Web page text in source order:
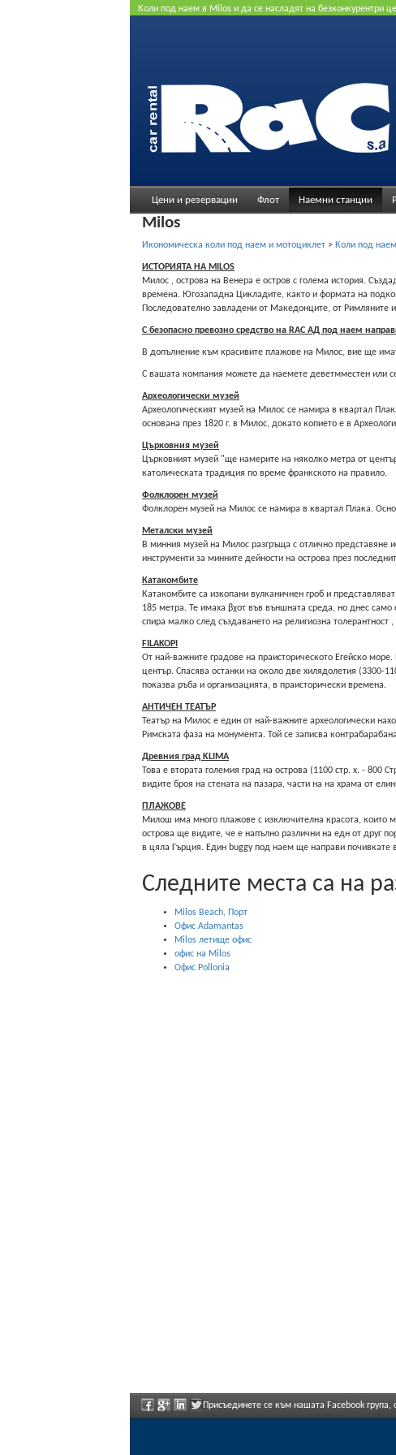
Коли под наем в Milos и да се насладят на безконкурентри
Цени и резервации Флот Наемни станции
Milos
Икономическа коли под наем и мотоциклет > Коли под
ИСТОРИЯТА НА MILOS
Милос , острова на Венера е остров с големa история.
времена. Югозападна Цикладите, както и формата на
Πоследователно завладени от Македонците, от
С безопасно превозно средство на RAC АД под наем
В допълнение към красивите плажове на Милос, вие ще
С вашата компания можете да наемете девeтмместен или
Археологически музей
Археологическият музей на Милос се намира в квартал
основана през 1820 г. в Милос, докато копието е в
Църковния музей
Църковният музей "ще намерите на няколко метра от
католическата традиция по време франкското на правило.
Фолклорен музей
Фолклорен музей на Милос се намира в квартал Плака.
Метaлски музей
В минния музей на Милос разгръща с отлично представяне
инструменти за минните дейности на острова през
Катакомбите
Катакомбите са изкопани вулканичнен гроб и
185 метра. Те имаха βχοτ във външната среда, но днес
спира малко след създаването на религиозна
FILAKOPI
От най-важните градове на праисторическото Егейско
център. Спасява останки на около две хилядолетия (3300-
показва ръба и организацията, в праисторически времена.
АНТИЧЕН ТЕАТЪР
Театър на Милос е един от най-важните археологически
Римската фаза на монумента. Той се записва
Древния град KLIMA
Това е втората големия град на острова (1100 стр. x. -
видите броя на стената на пазара, части на на храма от
ПЛАЖОВЕ
Милош има много плажове c изключителна красота, които
острова ще видите, че е напълно различни на едн от друг
в цяла Гърция. Един buggy под наем ще направи почивкате
Следните места са на
Milos Beach, Порт
Офис Adamantas
Milos летище офис
офис на Milos
Офис Pollonia
Присъединете се към нашата Facebook